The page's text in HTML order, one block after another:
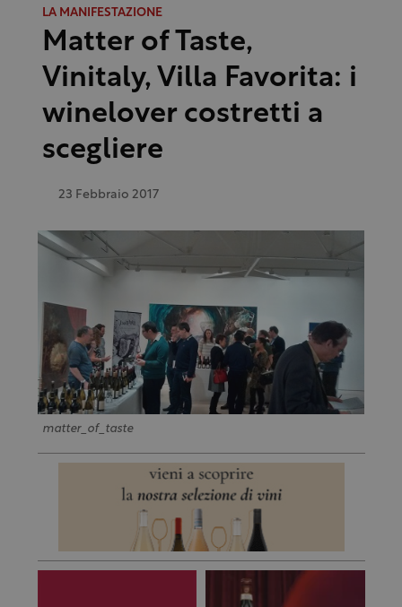
LA MANIFESTAZIONE
Matter of Taste,
Vinitaly, Villa Favorita: i
winelover costretti a
scegliere
23 Febbraio 2017
matter_of_taste